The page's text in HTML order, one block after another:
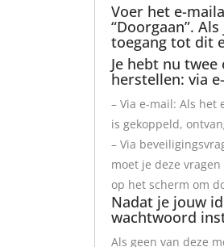
Voer het e-
“Doorgaan”.
toegang tot dit
Je hebt nu
herstellen: via
– Via e-mail: Als
is gekoppeld,
– Via
moet je deze
op het scherm om
Nadat je jouw
wachtwoord
Als geen van deze